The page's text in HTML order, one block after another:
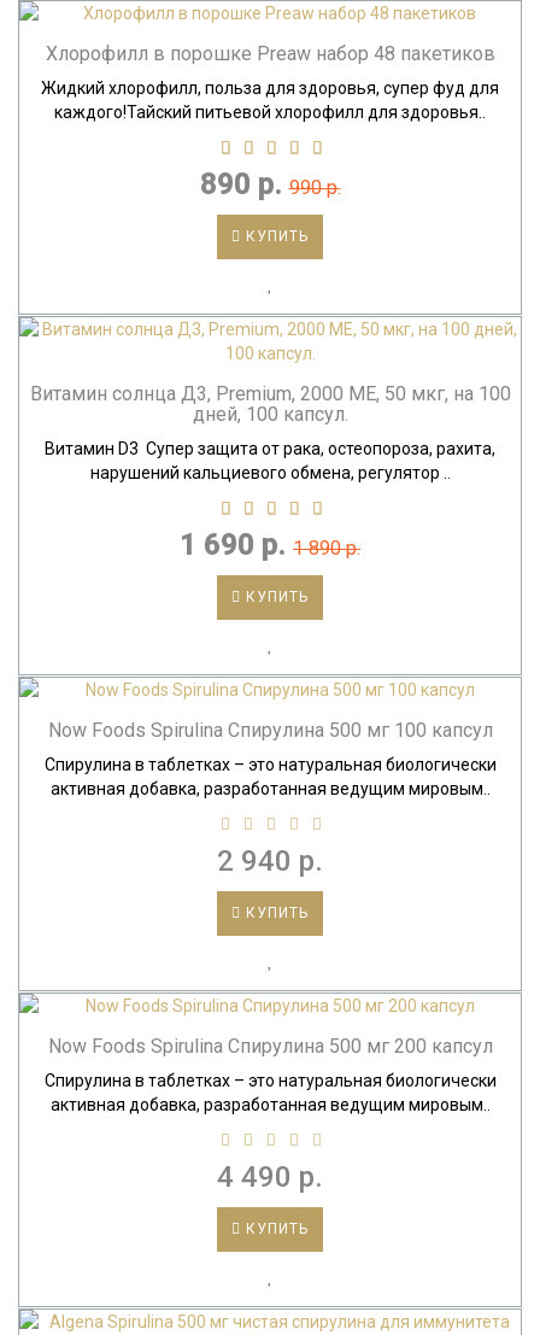
Хлорофилл в порошке Preaw набор 48 пакетиков
Жидкий хлорофилл, польза для здоровья, супер фуд для
каждого!Тайский питьевой хлорофилл для здоровья..
890 р. 990 р.
КУПИТЬ
Витамин солнца Д3, Premium, 2000 ME, 50 мкг, на 100
дней, 100 капсул.
Витамин D3 Супер защита от рака, остеопороза, рахита,
нарушений кальциевого обмена, регулятор ..
1 690 р. 1 890 р.
КУПИТЬ
Now Foods Spirulina Спирулина 500 мг 100 капсул
Спирулина в таблетках – это натуральная биологически
активная добавка, разработанная ведущим мировым..
2 940 р.
КУПИТЬ
Now Foods Spirulina Спирулина 500 мг 200 капсул
Спирулина в таблетках – это натуральная биологически
активная добавка, разработанная ведущим мировым..
4 490 р.
КУПИТЬ